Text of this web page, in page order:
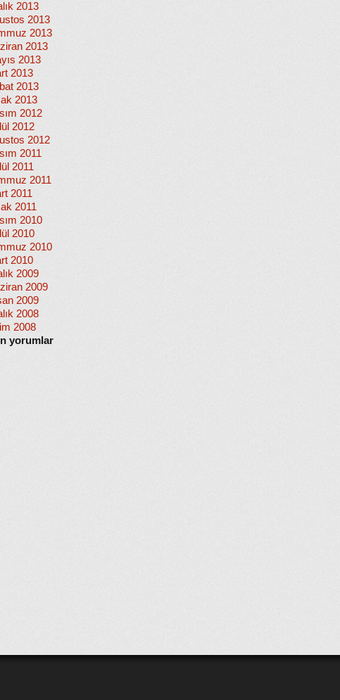
2013
2013
2013
2013
2013
2013
2013
2013
2012
2012
2012
2011
2011
2011
2011
2011
2010
2010
2010
2010
2009
2009
2009
2008
2008
yorumlar